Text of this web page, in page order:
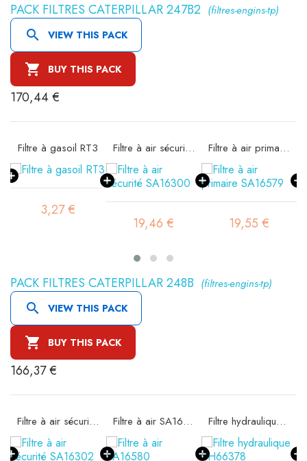
PACK FILTRES CATERPILLAR 247B2 (filtres-engins-tp)
 VIEW THIS PACK
 BUY THIS PACK
170,44 €
Filtre à gasoil RT3
3,27 €
Filtre à air sécurité SA16300
19,46 €
Filtre à air primaire SA16579
19,55 €
PACK FILTRES CATERPILLAR 248B (filtres-engins-tp)
 VIEW THIS PACK
 BUY THIS PACK
166,37 €
Filtre à air sécurité SA16302 Filtre à air SA16580 Filtre hydraulique SH66378